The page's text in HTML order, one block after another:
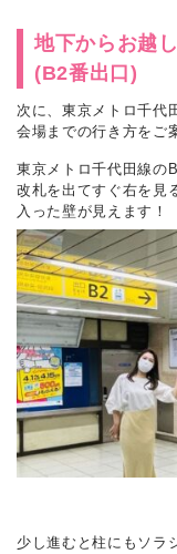
地下からお越
(B2番出口)
次に、東京メトロ千代
会場までの行き方をご
東京メトロ千代田線の
改札を出てすぐ右を見
入った壁が見えます！
少し進むと柱にもソ